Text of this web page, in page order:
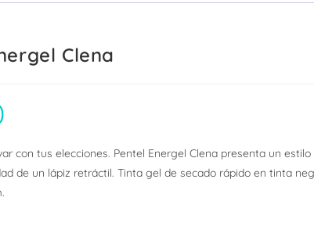
Clena
con tus elecciones. Pentel Energel Clena presenta un
de un lápiz retráctil. Tinta gel de secado rápido en tinta